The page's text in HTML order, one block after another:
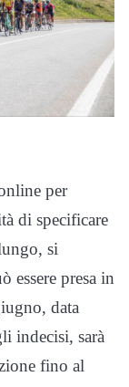
per
di specificare
si
essere presa in
data
indecisi, sarà
fino al